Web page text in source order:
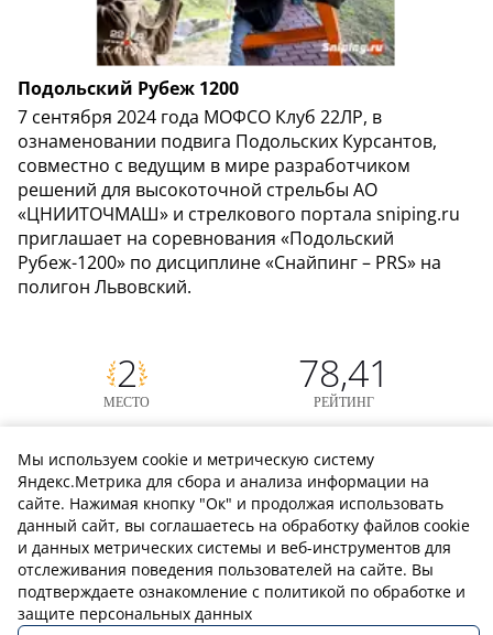
Подольский Рубеж 1200
7 сентября 2024 года МОФСО Клуб 22ЛР, в
ознаменовании подвига Подольских Курсантов,
совместно с ведущим в мире разработчиком
решений для высокоточной стрельбы АО
«ЦНИИТОЧМАШ» и стрелкового портала sniping.ru
приглашает на соревнования «Подольский
Рубеж-1200» по дисциплине «Снайпинг – PRS» на
полигон Львовский.
2
МЕСТО
78,41
РЕЙТИНГ
Винтовка
ORSIS 120
Прицел
NightForce 7-35x56 Mil-XT
Калибр
6.5 x 47 Lapua
Класс
Открытый
Даты проведения
07.09.24 - 07.09.24
Мы используем cookie и метрическую систему
Яндекс.Метрика для сбора и анализа информации на
сайте. Нажимая кнопку "Ок" и продолжая использовать
данный сайт, вы соглашаетесь на обработку файлов cookie
и данных метрических системы и веб-инструментов для
отслеживания поведения пользователей на сайте. Вы
подтверждаете ознакомление с политикой по обработке и
защите персональных данных